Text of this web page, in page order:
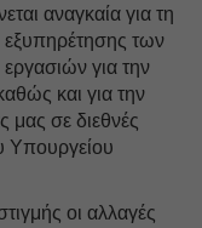
αναγκαία για τη
εξυπηρέτησης των
για την
και για την
μας σε διεθνές
Υπουργείου
οι αλλαγές